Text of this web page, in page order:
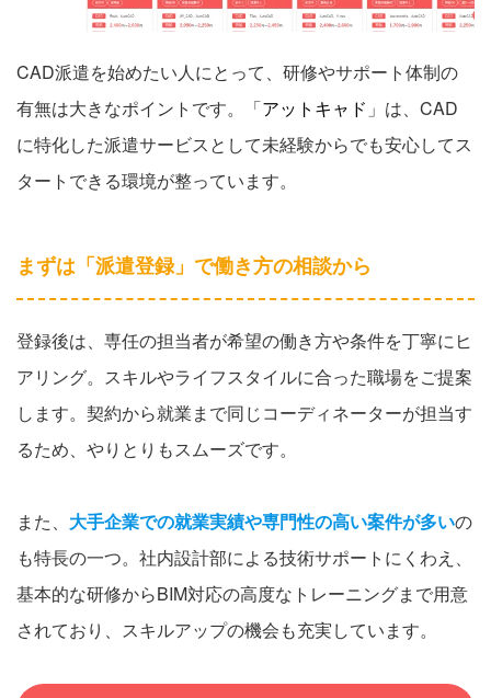
CAD派遣を始めたい人にとって、研修やサポート体制の
有無は大きなポイントです。「アットキャド 」は、CAD
に特化した派遣サービスとして未経験からでも安心してス
タートできる環境が整っています。
まずは「派遣登録」で働き方の相談から
登録後は、専任の担当者が希望の働き方や条件を丁寧にヒ
アリング。スキルやライフスタイルに合った職場をご提案
します。契約から就業まで同じコーディネーターが担当す
るため、やりとりもスムーズです。
また、 大手企業での就業実績や専門性の高い案件が多いの
も特長の一つ。社内設計部による技術サポートにくわえ、
基本的な研修からBIM対応の高度なトレーニングまで用意
されており、スキルアップの機会も充実しています。